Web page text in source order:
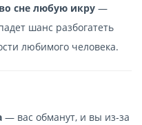
сне любую икру —
шанс разбогатеть
любимого человека.
— вас обманут, и вы из-за